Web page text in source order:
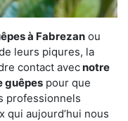
à Fabrezan ou
leurs piqures, la
contact avecnotre
guêpes pour que
professionnels
qui aujourd’hui nous